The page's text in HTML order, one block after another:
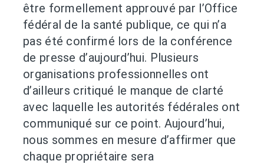
être formellement approuvé par l’Office
fédéral de la santé publique, ce qui n’a
pas été confirmé lors de la conférence
de presse d’aujourd’hui. Plusieurs
organisations professionnelles ont
d’ailleurs critiqué le manque de clarté
avec laquelle les autorités fédérales ont
communiqué sur ce point. Aujourd’hui,
nous sommes en mesure d’affirmer que
chaque propriétaire sera